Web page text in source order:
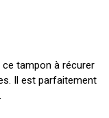
ce tampon à récurer
Il est parfaitement